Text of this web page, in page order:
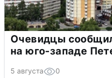
Очевидцы
на юго-западе
5 августа 0